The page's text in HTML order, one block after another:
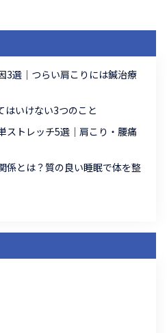
3選｜つらい肩こりには鍼治療
はいけない3つのこと
ストレッチ5選｜肩こり・腰痛
係とは？質の良い睡眠で体を整